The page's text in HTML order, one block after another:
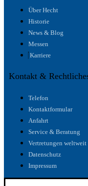
Über Hecht
Historie
News & Blog
Messen
Karriere
Kontakt &
Telefon
Kontaktformular
Anfahrt
Service & Beratung
Vertretungen weltweit
Datenschutz
Impressum